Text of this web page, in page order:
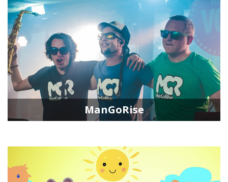
ManGoRise